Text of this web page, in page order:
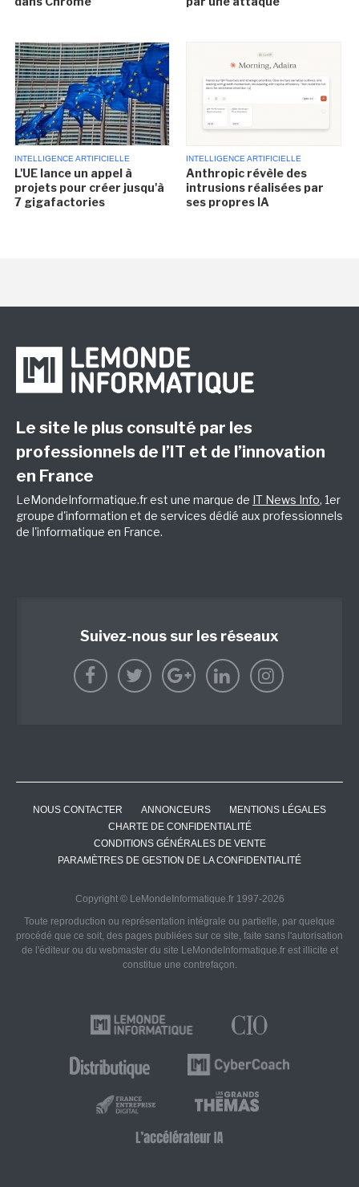
INTELLIGENCE ARTIFICIELLE
L'UE lance un appel à
projets pour créer jusqu'à
7 gigafactories
INTELLIGENCE ARTIFICIELLE
Anthropic révèle des
intrusions réalisées par
ses propres IA
Le site le plus consulté par les
professionnels de l’IT et de l’innovation
en France
LeMondeInformatique.fr est une marque de IT News Info, 1er
groupe d'information et de services dédié aux professionnels
de l'informatique en France.
Suivez-nous sur les réseaux
NOUS CONTACTER ANNONCEURS
MENTIONS LÉGALES
CHARTE DE CONFIDENTIALITÉ
CONDITIONS GÉNÉRALES DE VENTE
PARAMÈTRES DE GESTION DE LA CONFIDENTIALITÉ
Copyright © LeMondeInformatique.fr 1997-2026
Toute reproduction ou représentation intégrale ou partielle, par quelque
procédé que ce soit, des pages publiées sur ce site, faite sans l'autorisation
de l'éditeur ou du webmaster du site LeMondeInformatique.fr est illicite et
constitue une contrefaçon.